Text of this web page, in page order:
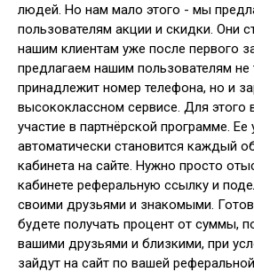
людей. Но нам мало этого - мы
пользователям акции и скидки. Они
нашим клиентам уже после первого
предлагаем нашим пользователям не
принадлежит номер телефона, но и
высококлассном сервисе. Для этого
участие в партнёрской программе. Ее
автоматически становится каждый
кабинета на сайте. Нужно просто
кабинете реферальную ссылку и
своими друзьями и знакомыми.
будете получать процент от суммы,
вашими друзьями и близкими, при
зайдут на сайт по вашей